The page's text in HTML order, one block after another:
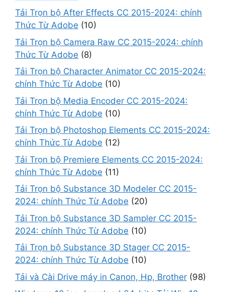
Tải Trọn bộ After Effects CC 2015-2024: chính
Thức Từ Adobe (10)
Tải Trọn bộ Camera Raw CC 2015-2024: chính
Thức Từ Adobe (8)
Tải Trọn bộ Character Animator CC 2015-2024:
chính Thức Từ Adobe (10)
Tải Trọn bộ Media Encoder CC 2015-2024:
chính Thức Từ Adobe (10)
Tải Trọn bộ Photoshop Elements CC 2015-2024:
chính Thức Từ Adobe (12)
Tải Trọn bộ Premiere Elements CC 2015-2024:
chính Thức Từ Adobe (11)
Tải Trọn bộ Substance 3D Modeler CC 2015-
2024: chính Thức Từ Adobe (20)
Tải Trọn bộ Substance 3D Sampler CC 2015-
2024: chính Thức Từ Adobe (10)
Tải Trọn bộ Substance 3D Stager CC 2015-
2024: chính Thức Từ Adobe (10)
Tải và Cài Drive máy in Canon, Hp, Brother (98)